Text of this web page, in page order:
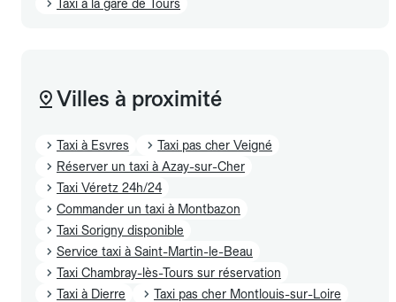
Taxi à la gare de Tours
Villes à proximité
Taxi à Esvres
Taxi pas cher Veigné
Réserver un taxi à Azay-sur-Cher
Taxi Véretz 24h/24
Commander un taxi à Montbazon
Taxi Sorigny disponible
Service taxi à Saint-Martin-le-Beau
Taxi Chambray-lès-Tours sur réservation
Taxi à Dierre
Taxi pas cher Montlouis-sur-Loire